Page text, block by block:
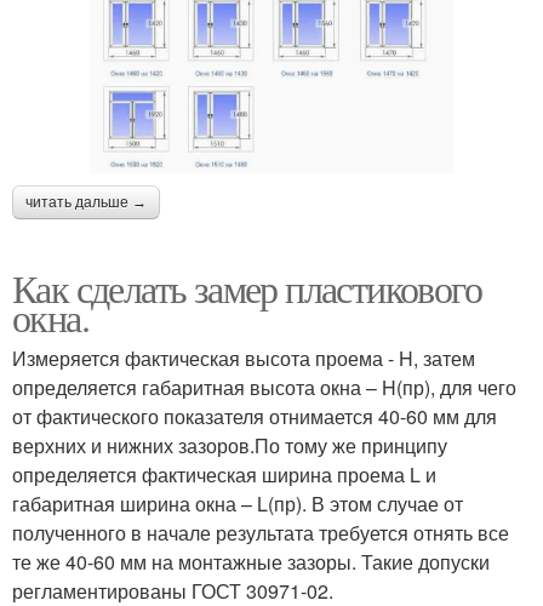
читать дальше →
Как сделать замер пластикового
окна.
Измеряется фактическая высота проема - H, затем
определяется габаритная высота окна – H(пр), для чего
от фактического показателя отнимается 40-60 мм для
верхних и нижних зазоров.По тому же принципу
определяется фактическая ширина проема L и
габаритная ширина окна – L(пр). В этом случае от
полученного в начале результата требуется отнять все
те же 40-60 мм на монтажные зазоры. Такие допуски
регламентированы ГОСТ 30971-02.